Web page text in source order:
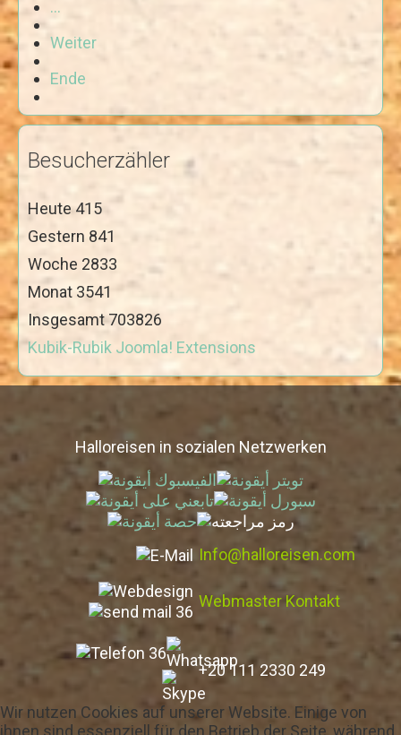
...
Weiter
Ende
Besucherzähler
Heute415
Gestern 841
Woche 2833
Monat 3541
Insgesamt703826
Kubik-Rubik Joomla! Extensions
Halloreisen in sozialen Netzwerken
Info@halloreisen.com
Webmaster Kontakt
+20 111 2330 249
Wir nutzen Cookies auf unserer Website. Einige von
ihnen sind essenziell für den Betrieb der Seite, während